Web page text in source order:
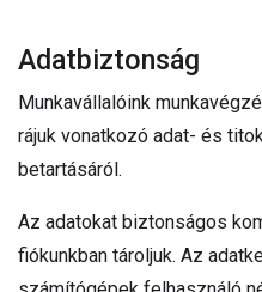
Adatbiztonság
Munkavállalóink
rájuk vonatkozó adat- és
betartásáról.
Az adatokat biztonságos
fiókunkban tároljuk. Az